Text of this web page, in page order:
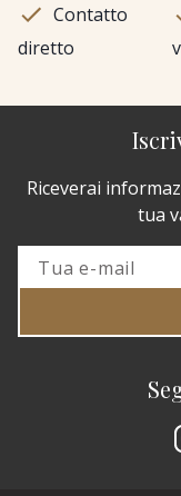
Contatto
diretto
Riceverai
tua